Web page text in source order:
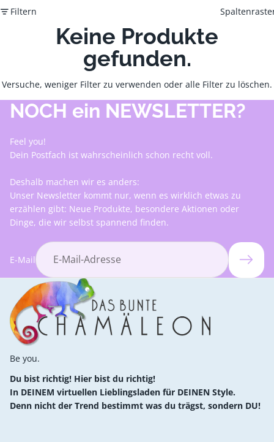
Filtern
Keine Produkte
gefunden.
Versuche, weniger Filter zu verwenden oder alle Filter zu löschen.
NOCH ein NEWSLETTER?
Feel you!
Dein Postfach ist wahrscheinlich schon recht voll.
Deshalb machen wir es anders:
Unser Newsletter kommt nur, wenn es wirklich etwas zu
erzählen gibt: Neue Produkte, besondere Aktionen oder
Dinge, die wir selbst spannend finden.
E-Mail
Be you.
Du bist richtig! Hier bist du richtig!
In DEINEM virtuellen Lieblingsladen für DEINEN Style.
Denn nicht der Trend bestimmt was du trägst, sondern DU!